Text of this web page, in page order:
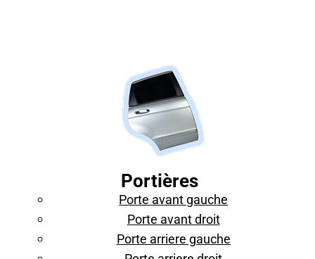
Portières
Porte avant gauche
Porte avant droit
Porte arriere gauche